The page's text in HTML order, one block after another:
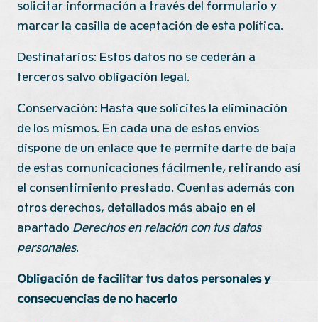
solicitar información a través del formulario y
marcar la casilla de aceptación de esta política.
Destinatarios: Estos datos no se cederán a
terceros salvo obligación legal.
Conservación: Hasta que solicites la eliminación
de los mismos. En cada una de estos envíos
dispone de un enlace que te permite darte de baja
de estas comunicaciones fácilmente, retirando así
el consentimiento prestado. Cuentas además con
otros derechos, detallados más abajo en el
apartado Derechos en relación con tus datos
personales.
Obligación de facilitar tus datos personales y
consecuencias de no hacerlo